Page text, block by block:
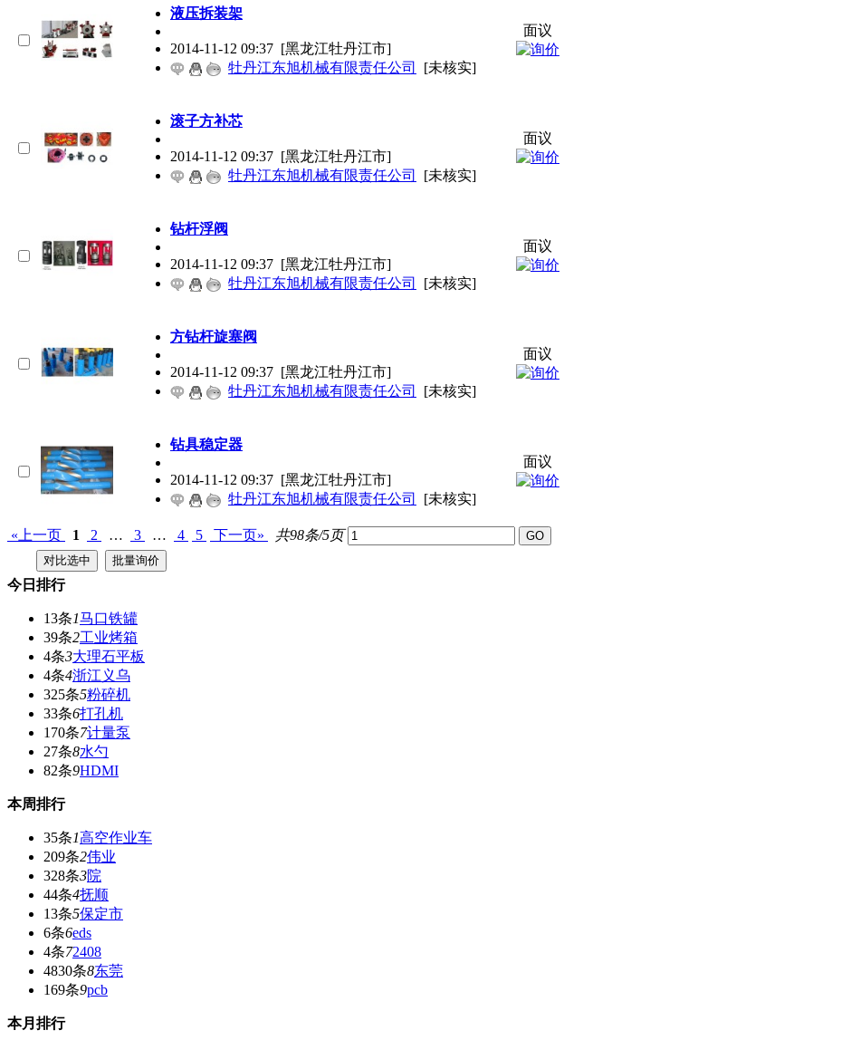
液压拆装架
2014-11-12 09:37 [黑龙江牡丹江市]
牡丹江东旭机械有限责任公司
[未核实]
面议
滚子方补芯
2014-11-12 09:37 [黑龙江牡丹江市]
牡丹江东旭机械有限责任公司
[未核实]
面议
钻杆浮阀
2014-11-12 09:37 [黑龙江牡丹江市]
牡丹江东旭机械有限责任公司
[未核实]
面议
方钻杆旋塞阀
2014-11-12 09:37 [黑龙江牡丹江市]
牡丹江东旭机械有限责任公司
[未核实]
面议
钻具稳定器
2014-11-12 09:37 [黑龙江牡丹江市]
牡丹江东旭机械有限责任公司
[未核实]
面议
«上一页 1 2 … 3 … 4 5 下一页» 共98条/5页
今日排行
13条1马口铁罐
39条2工业烤箱
4条3大理石平板
4条4浙江义乌
325条5粉碎机
33条6打孔机
170条7计量泵
27条8水勺
82条9HDMI
本周排行
35条1高空作业车
209条2伟业
328条3院
44条4抚顺
13条5保定市
6条6eds
4条72408
4830条8东莞
169条9pcb
本月排行